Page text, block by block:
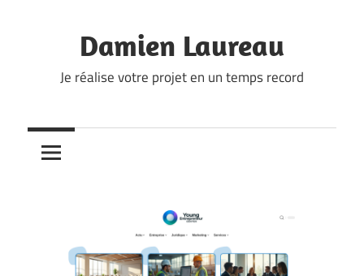
Damien Laureau
Je réalise votre projet en un temps record